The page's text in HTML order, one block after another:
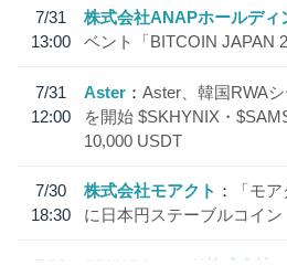
7/31
13:00
株式会社ANAPホールディ
ベント「BITCOIN JAPAN
7/31
12:00
Aster
Aster、韓国RWA
を開始 $SKHYNIX・
10,000 USDT
7/30
18:30
株式会社モアクト
「モ
に日本円ステーブルコイ